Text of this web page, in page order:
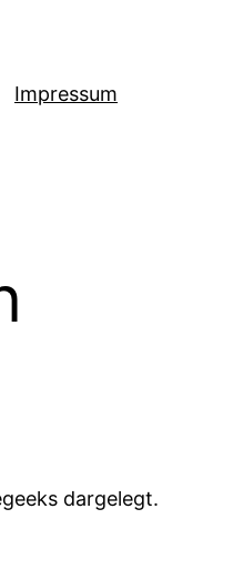
Impressum
dargelegt.